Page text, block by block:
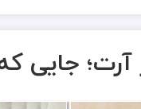
آرت؛